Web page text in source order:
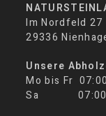
Im Nordfeld 27
29336
Unsere
Mo bis Fr
Sa 07:00 –